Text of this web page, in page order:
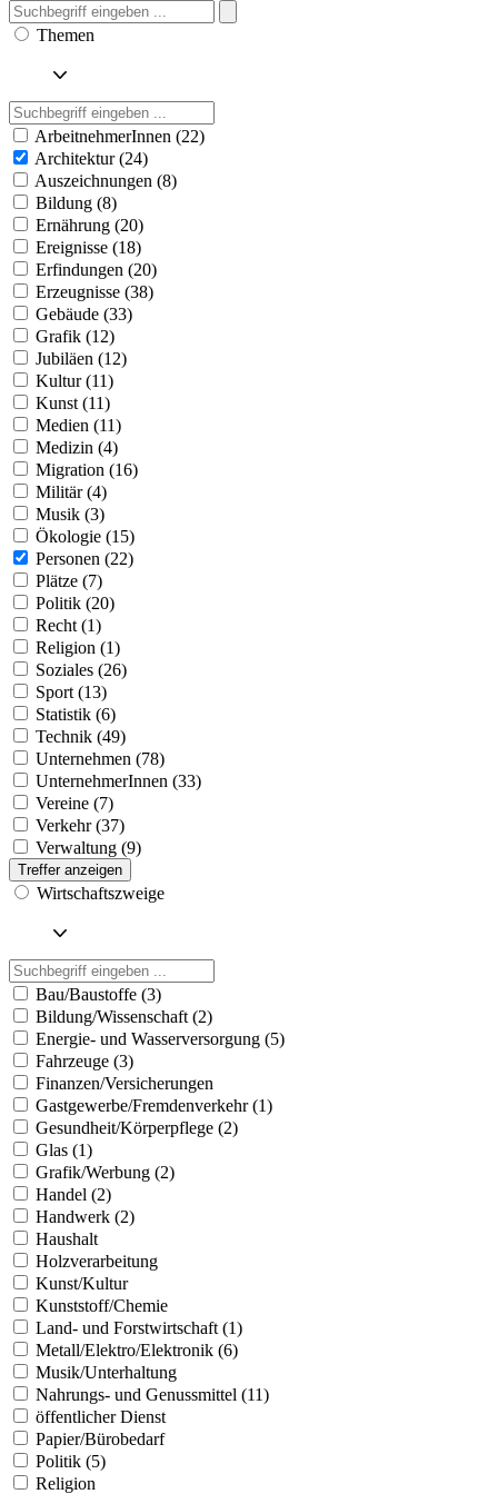
Themen
ArbeitnehmerInnen (22)
Architektur (24)
Auszeichnungen (8)
Bildung (8)
Ernährung (20)
Ereignisse (18)
Erfindungen (20)
Erzeugnisse (38)
Gebäude (33)
Grafik (12)
Jubiläen (12)
Kultur (11)
Kunst (11)
Medien (11)
Medizin (4)
Migration (16)
Militär (4)
Musik (3)
Ökologie (15)
Personen (22)
Plätze (7)
Politik (20)
Recht (1)
Religion (1)
Soziales (26)
Sport (13)
Statistik (6)
Technik (49)
Unternehmen (78)
UnternehmerInnen (33)
Vereine (7)
Verkehr (37)
Verwaltung (9)
Treffer anzeigen
Wirtschaftszweige
Bau/Baustoffe (3)
Bildung/Wissenschaft (2)
Energie- und Wasserversorgung (5)
Fahrzeuge (3)
Finanzen/Versicherungen
Gastgewerbe/Fremdenverkehr (1)
Gesundheit/Körperpflege (2)
Glas (1)
Grafik/Werbung (2)
Handel (2)
Handwerk (2)
Haushalt
Holzverarbeitung
Kunst/Kultur
Kunststoff/Chemie
Land- und Forstwirtschaft (1)
Metall/Elektro/Elektronik (6)
Musik/Unterhaltung
Nahrungs- und Genussmittel (11)
öffentlicher Dienst
Papier/Bürobedarf
Politik (5)
Religion